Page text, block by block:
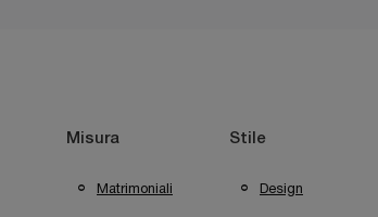
Misura
Matrimoniali
Stile
Design